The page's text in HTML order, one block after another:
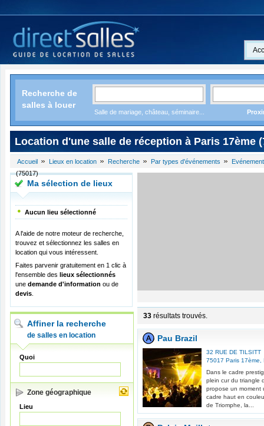
Recherche de
salles à louer
Salle de mariage, château, séminaire...
Location d'une salle de réception à Paris 17ème
Accueil Lieux en location Recherche Par types d'événements
(75017)
Ma sélection de lieux
Aucun lieu sélectionné
A l'aide de notre moteur de recherche,
trouvez et sélectionnez les salles en
location qui vous intéressent.
Faites parvenir gratuitement en 1 clic à
l'ensemble des lieux sélectionnés
une demande d'information ou de
devis
Affiner la recherche
de salles en location
Quoi
Zone géographique
Lieu
33 résultats trouvés.
Pau Brazil
32 RUE DE TILSITT
75017 Paris 17ème
Dans le cadre
plein cur du triangle
propose un moment
cadre haut en
de Triomphe, la...